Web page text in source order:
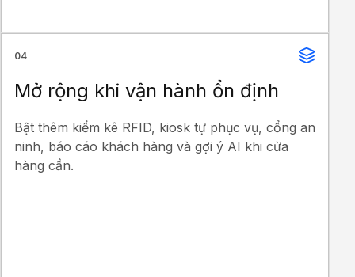
04
Mở rộng khi vận hành ổn định
Bật thêm kiểm kê RFID, kiosk tự phục vụ, cổng an
ninh, báo cáo khách hàng và gợi ý AI khi cửa
hàng cần.